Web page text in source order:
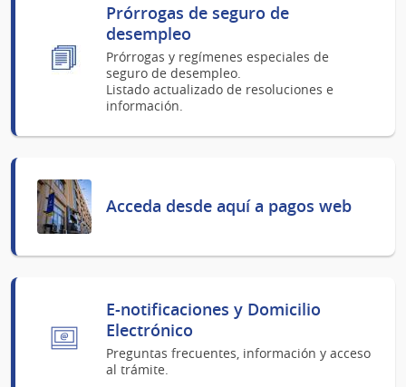
Prórrogas de seguro de
desempleo
Prórrogas y regímenes especiales de
seguro de desempleo.
Listado actualizado de resoluciones e
información.
Acceda desde aquí a pagos web
E-notificaciones y Domicilio
Electrónico
Preguntas frecuentes, información y acceso
al trámite.